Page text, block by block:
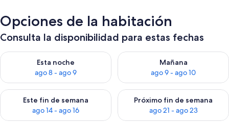
Opciones de la habitación
Consulta la disponibilidad para estas fechas
Esta noche
ago 8 - ago 9
Consulta la disponibilidad para esta noche, ago 8 - ago 9
Mañana
ago 9 - ago 10
Consulta la disponibilidad
Este fin de semana
ago 14 - ago 16
Consulta la disponibilidad para este fin de semana, ago 14 -
Próximo fin de semana
ago 21 - ago 23
Consulta la disponibilidad